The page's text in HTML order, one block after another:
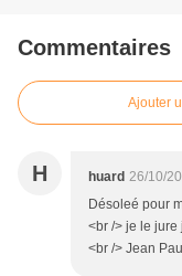
Commentaires
Ajouter
H huard 26/10/
Désoleé pour
<br /> je le jure
<br /> Jean